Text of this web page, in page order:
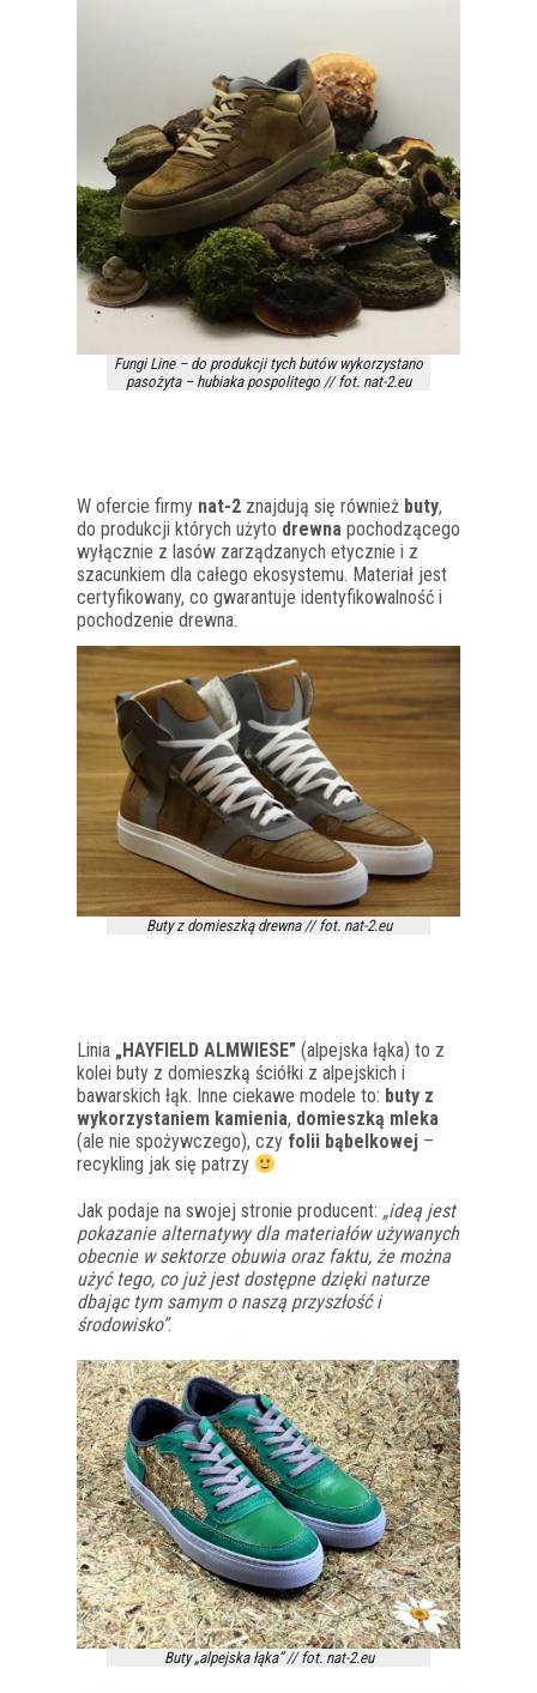
Fungi Line – do produkcji tych butów wykorzystano
pasożyta – hubiaka pospolitego // fot. nat-2.eu
W ofercie firmy nat-2 znajdują się również buty,
do produkcji których użyto drewna pochodzącego
wyłącznie z lasów zarządzanych etycznie i z
szacunkiem dla całego ekosystemu. Materiał jest
certyfikowany, co gwarantuje identyfikowalność i
pochodzenie drewna.
Buty z domieszką drewna // fot. nat-2.eu
Linia „HAYFIELD ALMWIESE” (alpejska łąka) to z
kolei buty z domieszką ściółki z alpejskich i
bawarskich łąk. Inne ciekawe modele to: buty z
wykorzystaniem kamienia, domieszką mleka
(ale nie spożywczego), czy folii bąbelkowej –
recykling jak się patrzy
Jak podaje na swojej stronie producent: „ideą jest
pokazanie alternatywy dla materiałów używanych
obecnie w sektorze obuwia oraz faktu, że można
użyć tego, co już jest dostępne dzięki naturze
dbając tym samym o naszą przyszłość i
środowisko”.
Buty „alpejska łąka” // fot. nat-2.eu